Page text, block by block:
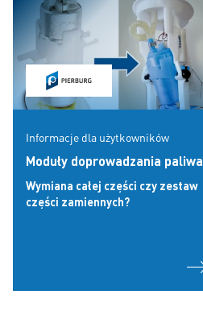
Informacje dla użytkowników
Moduły doprowadzania paliwa
Wymiana całej części czy zestaw
części zamiennych?